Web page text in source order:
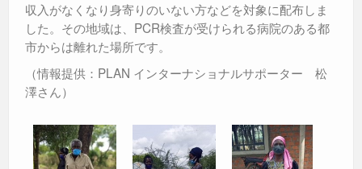
収入がなくなり身寄りのいない方などを対象に配布しま
した。その地域は、PCR検査が受けられる病院のある都
市からは離れた場所です。
（情報提供：PLAN インターナショナルサポーター 松
澤さん）